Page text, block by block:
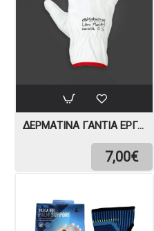
ΔΕΡΜΆΤΙΝΑ ΓΆΝΤΙΑ ΕΡΓΑΣΊΑΣ LIBRA PLUS
7,00€